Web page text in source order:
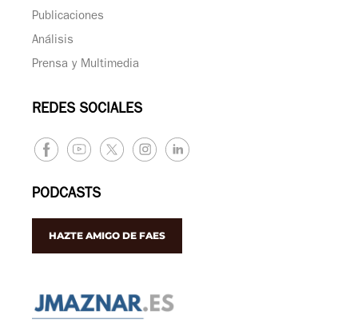
Publicaciones
Análisis
Prensa y Multimedia
REDES SOCIALES
PODCASTS
HAZTE AMIGO DE FAES